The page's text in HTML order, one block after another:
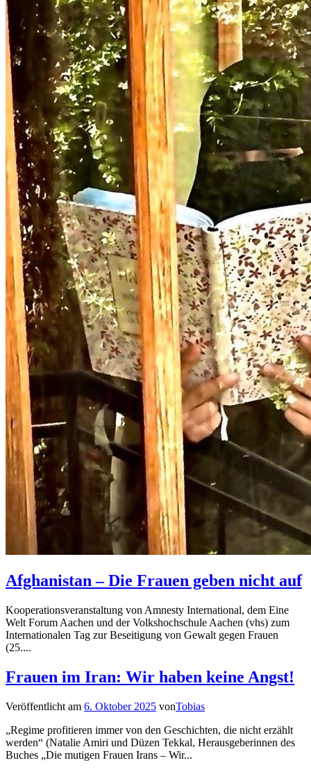
Afghanistan – Die Frauen geben nicht auf
Kooperationsveranstaltung von Amnesty International, dem Eine
Welt Forum Aachen und der Volkshochschule Aachen (vhs) zum
Internationalen Tag zur Beseitigung von Gewalt gegen Frauen
(25....
Frauen im Iran: Wir haben keine Angst!
Veröffentlicht am 6. Oktober 2025 vonTobias
„Regime profitieren immer von den Geschichten, die nicht erzählt
werden“ (Natalie Amiri und Düzen Tekkal, Herausgeberinnen des
Buches „Die mutigen Frauen Irans – Wir...